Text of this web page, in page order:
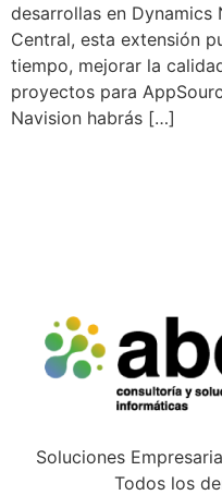
desarrollas en Dynamics
Central, esta extensión
tiempo, mejorar la
proyectos para
Navision habrás […]
Soluciones
Todos los